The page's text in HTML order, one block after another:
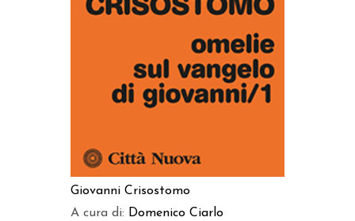
AGGIUNGI AL CARRELLO
Giovanni Crisostomo
A cura di: Domenico Ciarlo